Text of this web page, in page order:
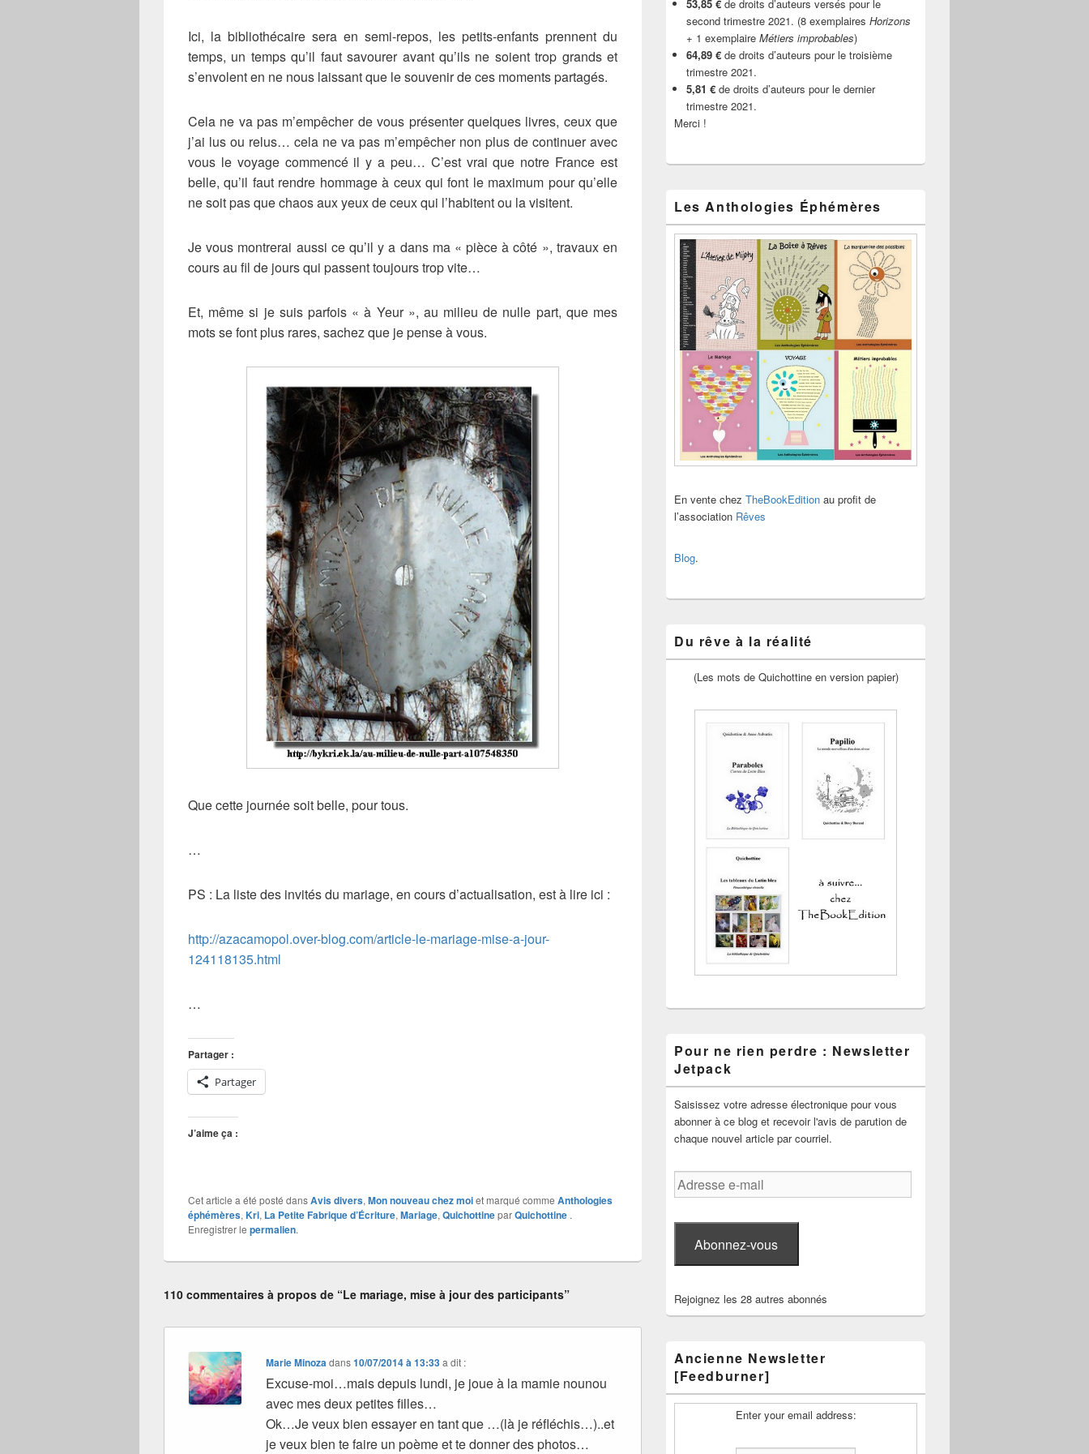
Ici, la bibliothécaire sera en semi-repos, les petits-enfants prennent du
temps, un temps qu’il faut savourer avant qu’ils ne soient trop grands et
s’envolent en ne nous laissant que le souvenir de ces moments partagés.
Cela ne va pas m’empêcher de vous présenter quelques livres, ceux que
j’ai lus ou relus… cela ne va pas m’empêcher non plus de continuer avec
vous le voyage commencé il y a peu… C’est vrai que notre France est
belle, qu’il faut rendre hommage à ceux qui font le maximum pour qu’elle
ne soit pas que chaos aux yeux de ceux qui l’habitent ou la visitent.
Je vous montrerai aussi ce qu’il y a dans ma « pièce à côté », travaux en
cours au fil de jours qui passent toujours trop vite…
Et, même si je suis parfois « à Yeur », au milieu de nulle part, que mes
mots se font plus rares, sachez que je pense à vous.
Que cette journée soit belle, pour tous.
…
PS : La liste des invités du mariage, en cours d’actualisation, est à lire ici :
http://azacamopol.over-blog.com/article-le-mariage-mise-a-jour-
124118135.html
…
Partager :
Partager
J’aime ça :
Cet article a été posté dansAvis divers, Mon nouveau chez moiet marqué comme Anthologies
éphémères, Kri, La Petite Fabrique d’Écriture, Mariage, QuichottineparQuichottine .
Enregistrer le permalien.
110 commentaires à propos de “Le mariage, mise à jour des participants”
Marie Minozadans10/07/2014 à 13:33a dit :
Excuse-moi…mais depuis lundi, je joue à la mamie nounou
avec mes deux petites filles…
Ok…Je veux bien essayer en tant que …(là je réfléchis…)..et
je veux bien te faire un poème et te donner des photos…
53,85 € de droits d’auteurs versés pour le
second trimestre 2021. (8 exemplaires Horizons
+ 1 exemplaire Métiers improbables)
64,89 € de droits d’auteurs pour le troisième
trimestre 2021.
5,81 € de droits d’auteurs pour le dernier
trimestre 2021.
Merci !
Les Anthologies Éphémères
En vente chez TheBookEdition au profit de
l’association Rêves
Blog.
Du rêve à la réalité
(Les mots de Quichottine en version papier)
Pour ne rien perdre : Newsletter
Jetpack
Saisissez votre adresse électronique pour vous
abonner à ce blog et recevoir l'avis de parution de
chaque nouvel article par courriel.
Adresse
e-
Abonnez-vous
Rejoignez les 28 autres abonnés
Ancienne Newsletter
[Feedburner]
Enter your email address: